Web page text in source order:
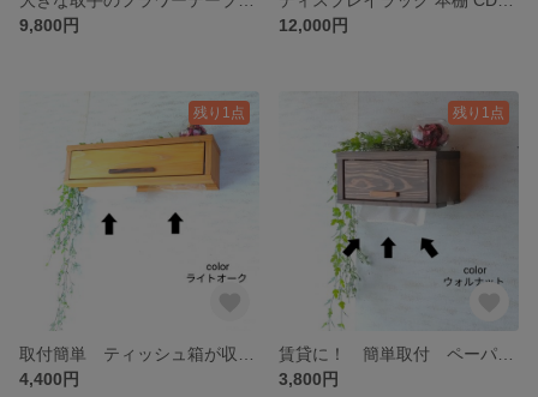
9,800円
12,000円
残り1点
4,400円
残り1点
3,800円